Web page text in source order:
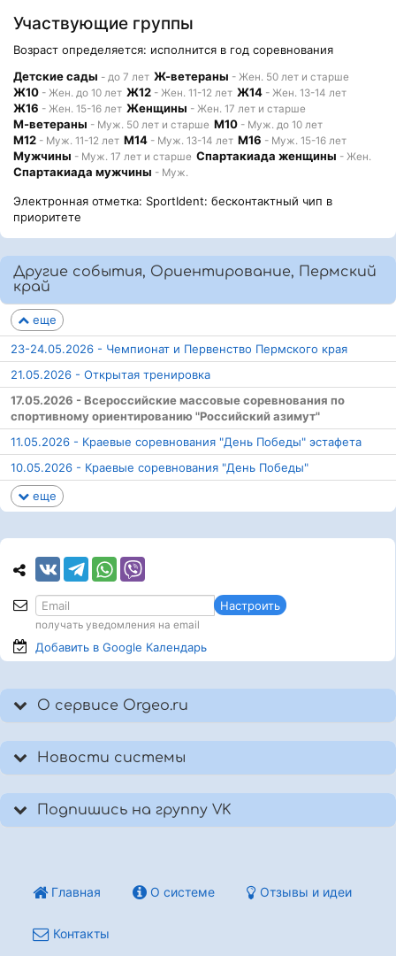
Участвующие группы
Возраст определяется: исполнится в год соревнования
Детские сады - до 7 лет Ж-ветераны - Жен. 50 лет и старше
Ж10 - Жен. до 10 лет Ж12 - Жен. 11-12 лет Ж14 - Жен. 13-14 лет
Ж16 - Жен. 15-16 лет Женщины - Жен. 17 лет и старше
М-ветераны - Муж. 50 лет и старше М10 - Муж. до 10 лет
М12 - Муж. 11-12 лет М14 - Муж. 13-14 лет М16 - Муж. 15-16 лет
Мужчины - Муж. 17 лет и старше Спартакиада женщины - Жен.
Спартакиада мужчины - Муж.
Электронная отметка: SportIdent: бесконтактный чип в
приоритете
Другие события, Ориентирование, Пермский
край
еще
23-24.05.2026 - Чемпионат и Первенство Пермского края
21.05.2026 - Открытая тренировка
17.05.2026 - Всероссийские массовые соревнования по
спортивному ориентированию "Российский азимут"
11.05.2026 - Краевые соревнования "День Победы" эстафета
10.05.2026 - Краевые соревнования "День Победы"
еще
Настроить
получать уведомления на email
Добавить в Google Календарь
О сервисе Orgeo.ru
Новости системы
Подпишись на группу VK
Главная О системе Отзывы и идеи
Контакты